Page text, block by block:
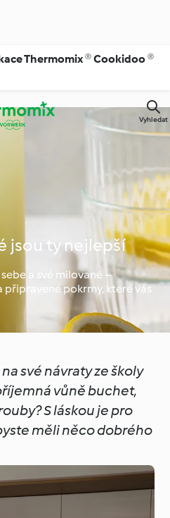
Thermomix ® Cookidoo ®
Vyhledat
jsou ty nejlepší
a své milované –
pokrmy, které vás
své návraty ze školy
vůně buchet,
S láskou je pro
měli něco dobrého